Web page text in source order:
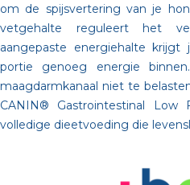
om de spijsvertering van je
vetgehalte reguleert het
aangepaste energiehalte
portie genoeg energie
maagdarmkanaal niet te
CANIN® Gastrointestinal Low
volledige dieetvoeding die